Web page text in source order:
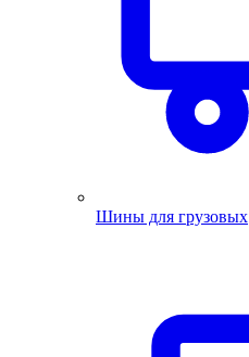
Шины для грузовых